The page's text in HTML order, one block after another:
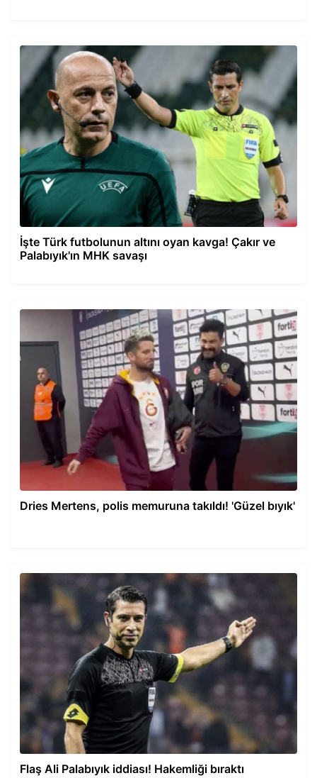
İşte Türk futbolunun altını oyan kavga! Çakır ve
Palabıyık'ın MHK savaşı
Dries Mertens, polis memuruna takıldı! 'Güzel bıyık'
Flaş Ali Palabıyık iddiası! Hakemliği bıraktı